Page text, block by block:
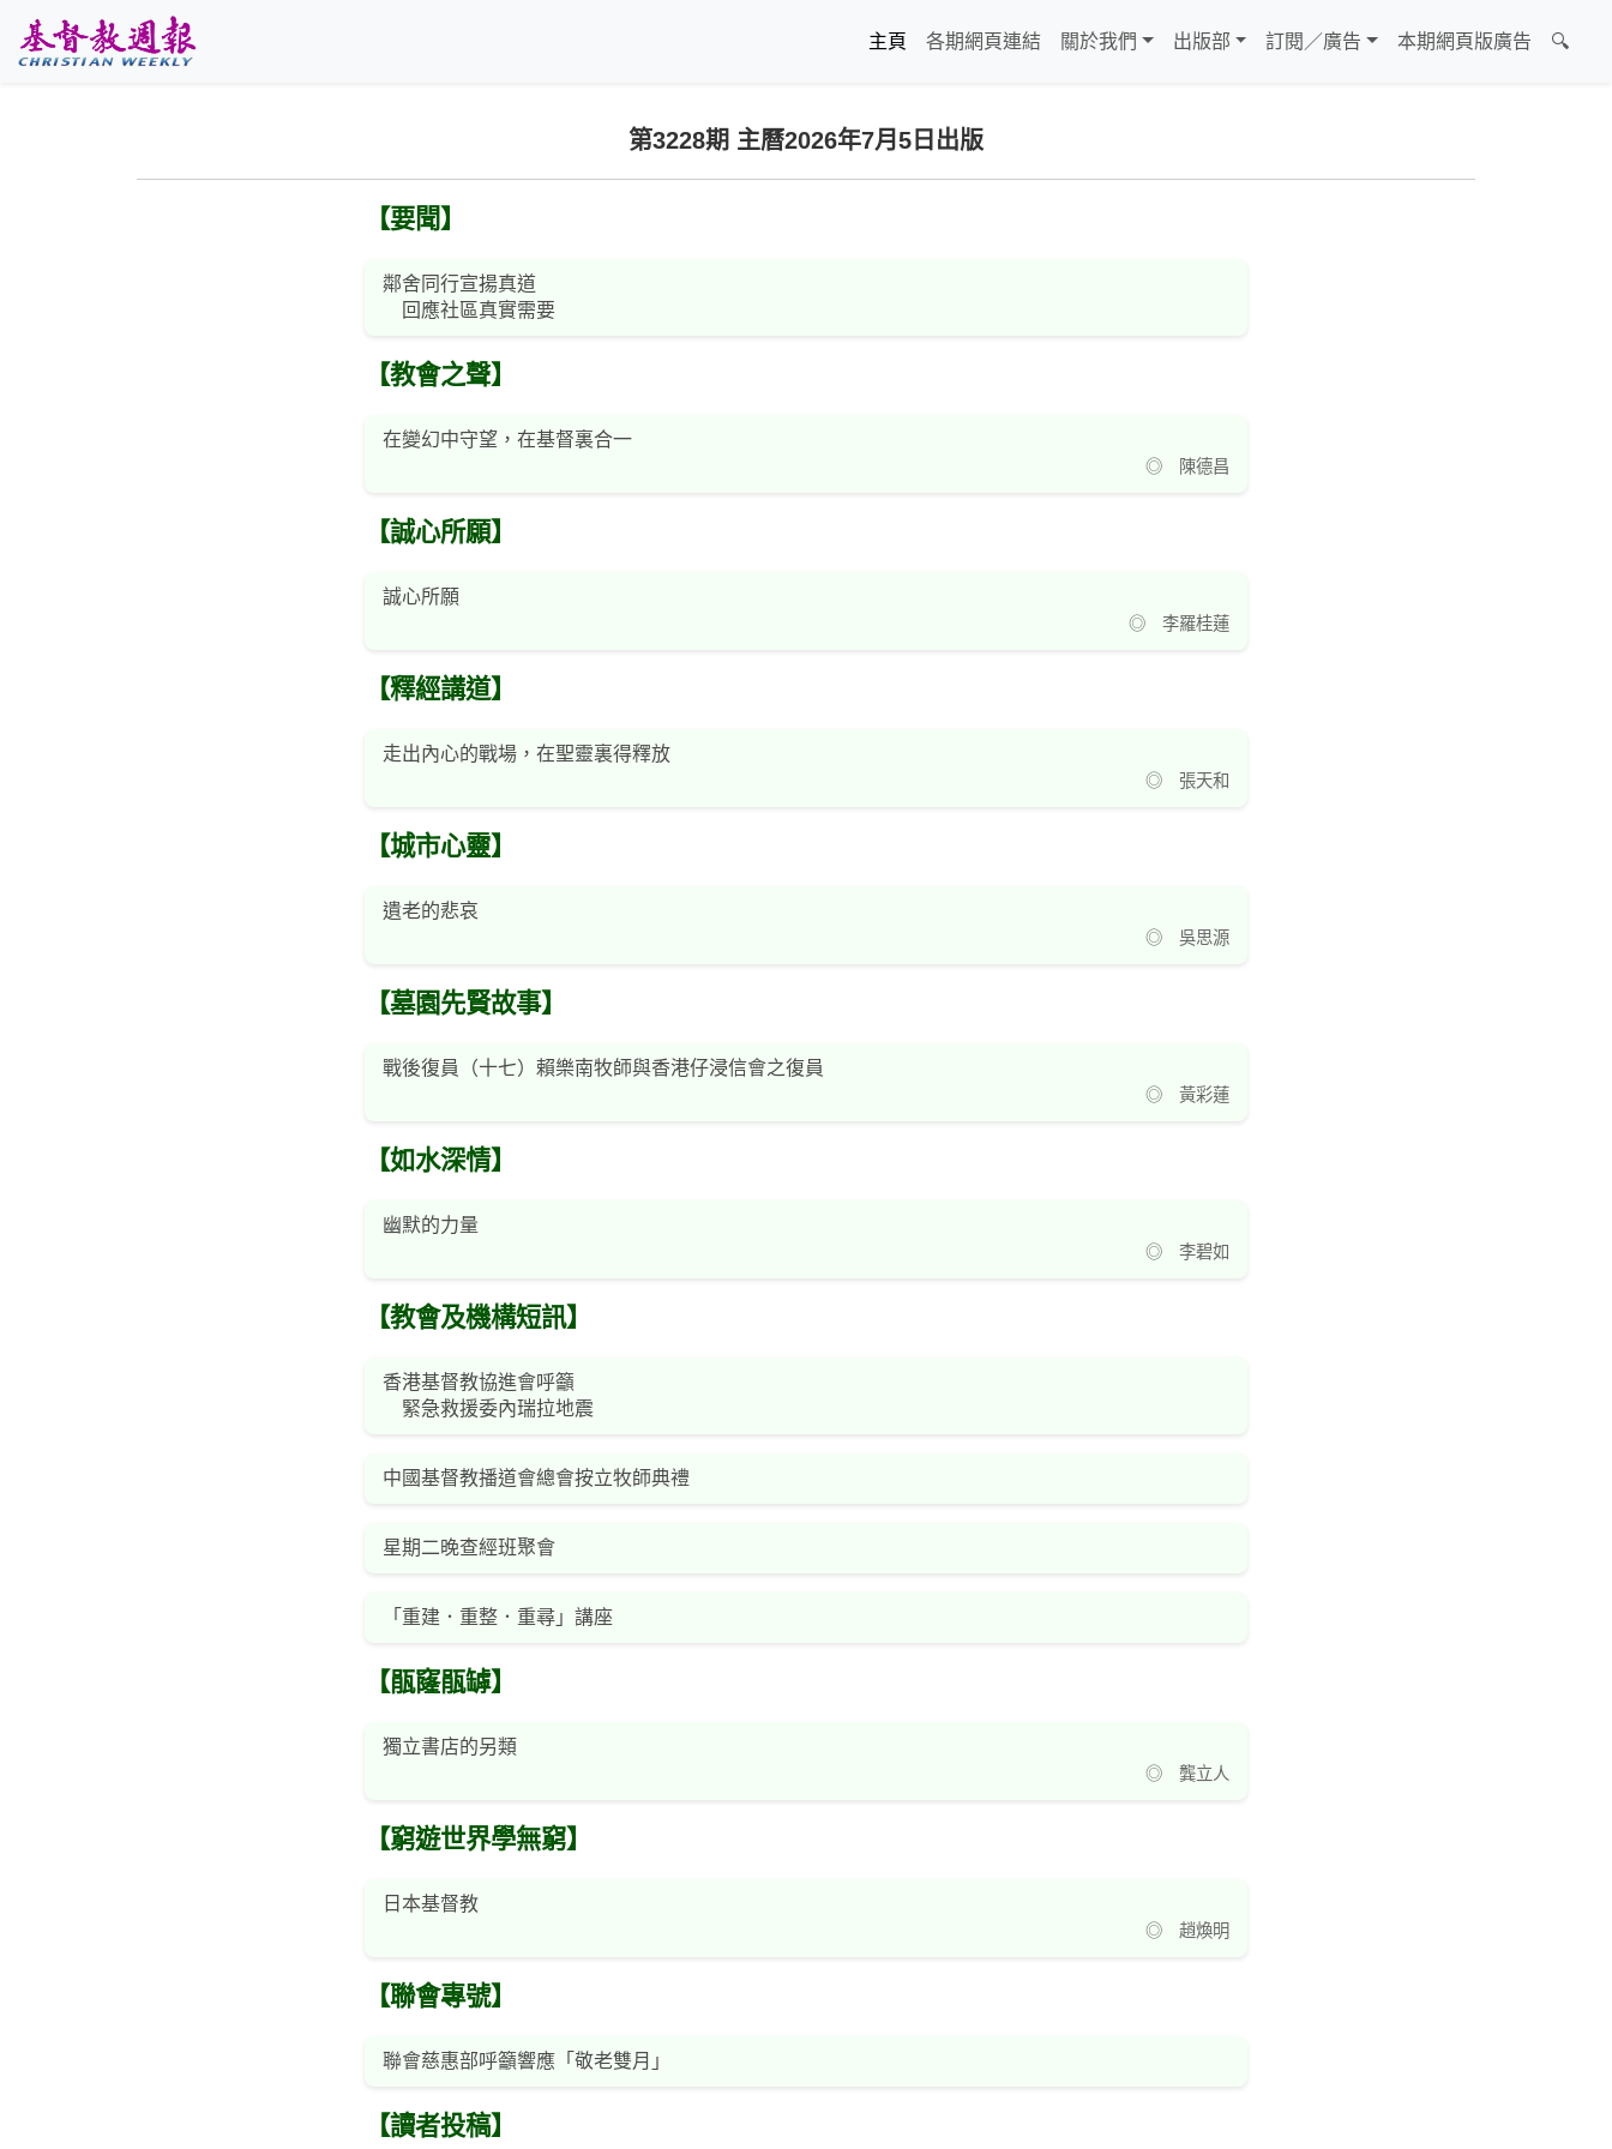
主頁
各期網頁連結 關於我們 出版部 訂閱／廣告 本期網頁版廣告 🔍
第3228期 主曆2026年7月5日出版
【要聞】
鄰舍同行宣揚真道
回應社區真實需要
【教會之聲】
在變幻中守望，在基督裏合一
◎ 陳德昌
【誠心所願】
誠心所願
◎ 李羅桂蓮
【釋經講道】
走出內心的戰場，在聖靈裏得釋放
◎ 張天和
【城市心靈】
遺老的悲哀
◎ 吳思源
【墓園先賢故事】
戰後復員（十七）賴樂南牧師與香港仔浸信會之復員
◎ 黃彩蓮
【如水深情】
幽默的力量
◎ 李碧如
【教會及機構短訊】
香港基督教協進會呼籲
緊急救援委內瑞拉地震
中國基督教播道會總會按立牧師典禮
星期二晚查經班聚會
「重建．重整．重尋」講座
【瓹窿瓹罅】
獨立書店的另類
◎ 龔立人
【窮遊世界學無窮】
日本基督教
◎ 趙煥明
【聯會專號】
聯會慈惠部呼籲響應「敬老雙月」
【讀者投稿】